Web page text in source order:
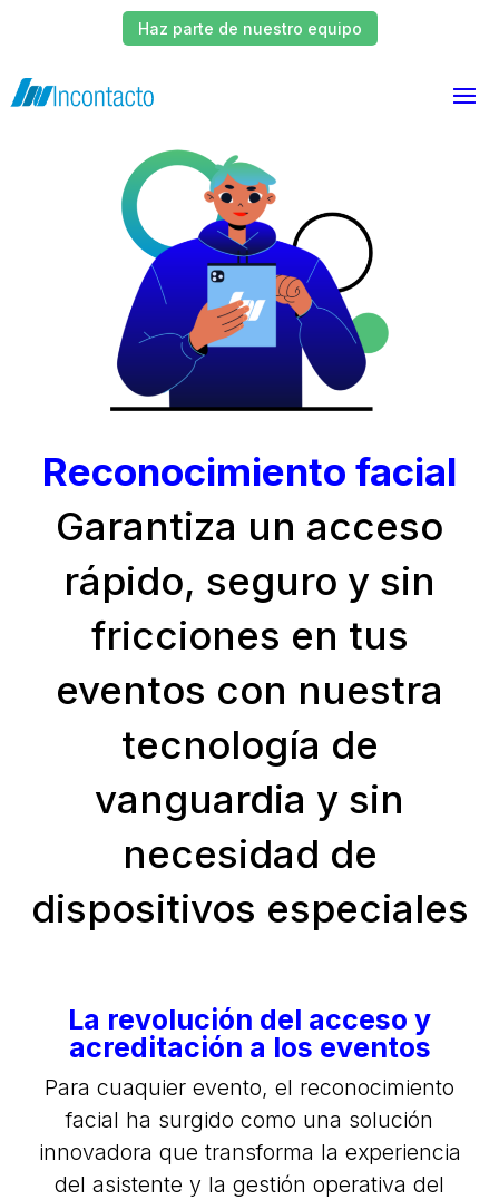
Haz parte de nuestro equipo
Reconocimiento facial
Garantiza un acceso
rápido, seguro y sin
fricciones en tus
eventos con nuestra
tecnología de
vanguardia y sin
necesidad de
dispositivos especiales
La revolución del acceso y
acreditación a los eventos
Para cuaquier evento, el reconocimiento
facial ha surgido como una solución
innovadora que transforma la experiencia
del asistente y la gestión operativa del